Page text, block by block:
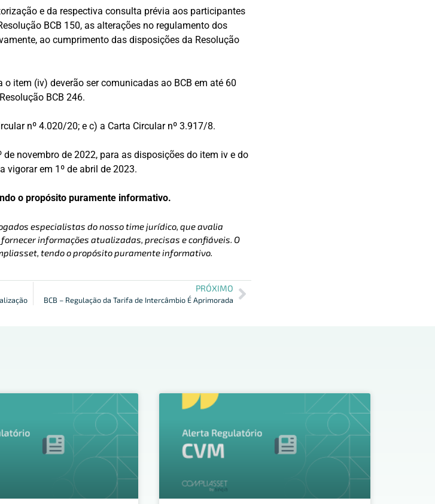
e da respectiva consulta prévia aos participantes
BCB 150, as alterações no regulamento dos
ao cumprimento das disposições da Resolução
item (iv) deverão ser comunicadas ao BCB em até 60
BCB 246.
nº 4.020/20; e c) a Carta Circular nº 3.917/8.
novembro de 2022, para as disposições do item iv e do
vigorar em 1º de abril de 2023.
o propósito puramente informativo.
especialistas do nosso time jurídico, que avalia
informações atualizadas, precisas e confiáveis. O
tendo o propósito puramente informativo.
PRÓXIMO
BCB – Regulação da Tarifa de Intercâmbio É Aprimorada